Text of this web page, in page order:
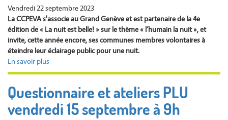
-
9h
devant
la
mairie
Vendredi 22 septembre 2023
La CCPEVA s'associe au Grand Genève et est partenaire de la 4e
édition de « La nuit est belle! » sur le thème « l’humain la nuit », et
invite, cette année encore, ses communes membres volontaires à
éteindre leur éclairage public pour une nuit.
En savoir plus
LA
EST
BELLE
-
Questionnaire et ateliers PLU
vendredi 15 septembre à 9h